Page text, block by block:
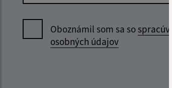
Oboznámil som sa so
osobných údajov